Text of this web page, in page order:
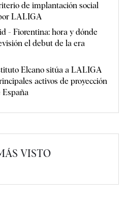
de implantación social
LALIGA
- Fiorentina: hora y dónde
el debut de la era
Elcano sitúa a LALIGA
activos de proyección
VISTO